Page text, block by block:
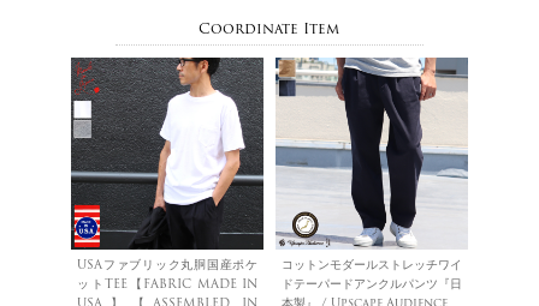
Coordinate Item
USAファブリック丸胴国産ポケ
ットTEE【FABRIC MADE IN
コットンモダールストレッチワイ
ドテーパードアンクルパンツ『日